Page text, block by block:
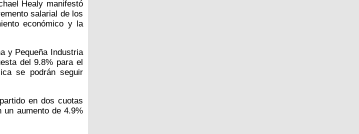
Healy manifestó
salarial de los
económico y la
y Pequeña Industria
del 9.8% para el
se podrán seguir
en dos cuotas
un aumento de 4.9%